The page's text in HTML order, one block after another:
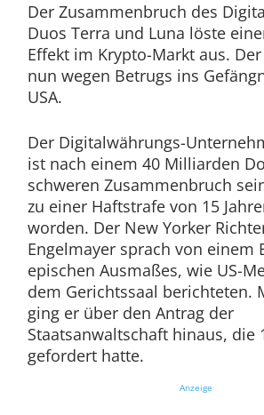
Der Zusammenbruch des
Duos Terra und Luna löste
Effekt im Krypto-Markt aus.
nun wegen Betrugs ins
USA.
Der Digitalwährungs-
ist nach einem 40 Milliarden
schweren Zusammenbruch
zu einer Haftstrafe von 15
worden. Der New Yorker
Engelmayer sprach von einem
epischen Ausmaßes, wie US-
dem Gerichtssaal berichteten.
ging er über den Antrag der
Staatsanwaltschaft hinaus, die
gefordert hatte.
Anzeige